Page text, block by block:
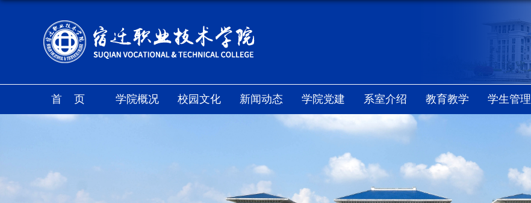
首页 学院概况 校园文化 新闻动态 学院党建 系室介绍 教育教学 学生管理